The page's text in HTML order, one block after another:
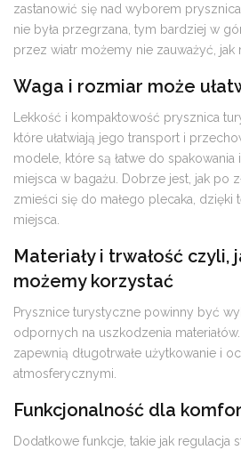
zastanowić się nad wyborem
nie była przegrzana, tym bardziej w
przez wiatr możemy nie zauważyć, jak
Waga i rozmiar może
Lekkość i kompaktowość prysznica
które ułatwiają jego transport i
modele, które są łatwe do spakowania
miejsca w bagażu. Dobrze jest, jak po
zmieści się do małego plecaka, dzięki
miejsca.
Materiały i trwałość czyli,
możemy korzystać
Prysznice turystyczne powinny być
odpornych na uszkodzenia
zapewnią długotrwałe użytkowanie i
atmosferycznymi.
Funkcjonalność dla
Dodatkowe funkcje, takie jak regulacja